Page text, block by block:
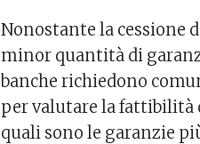
Nonostante la cessione
minor quantità di
banche richiedono
per valutare la fattibilità
quali sono le garanzie